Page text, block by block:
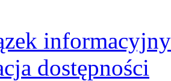
informacyjny
dostępności